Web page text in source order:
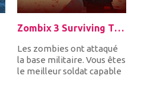
Zombix 3 Surviving The Desert
Les zombies ont attaqué
la base militaire. Vous êtes
le meilleur soldat capable